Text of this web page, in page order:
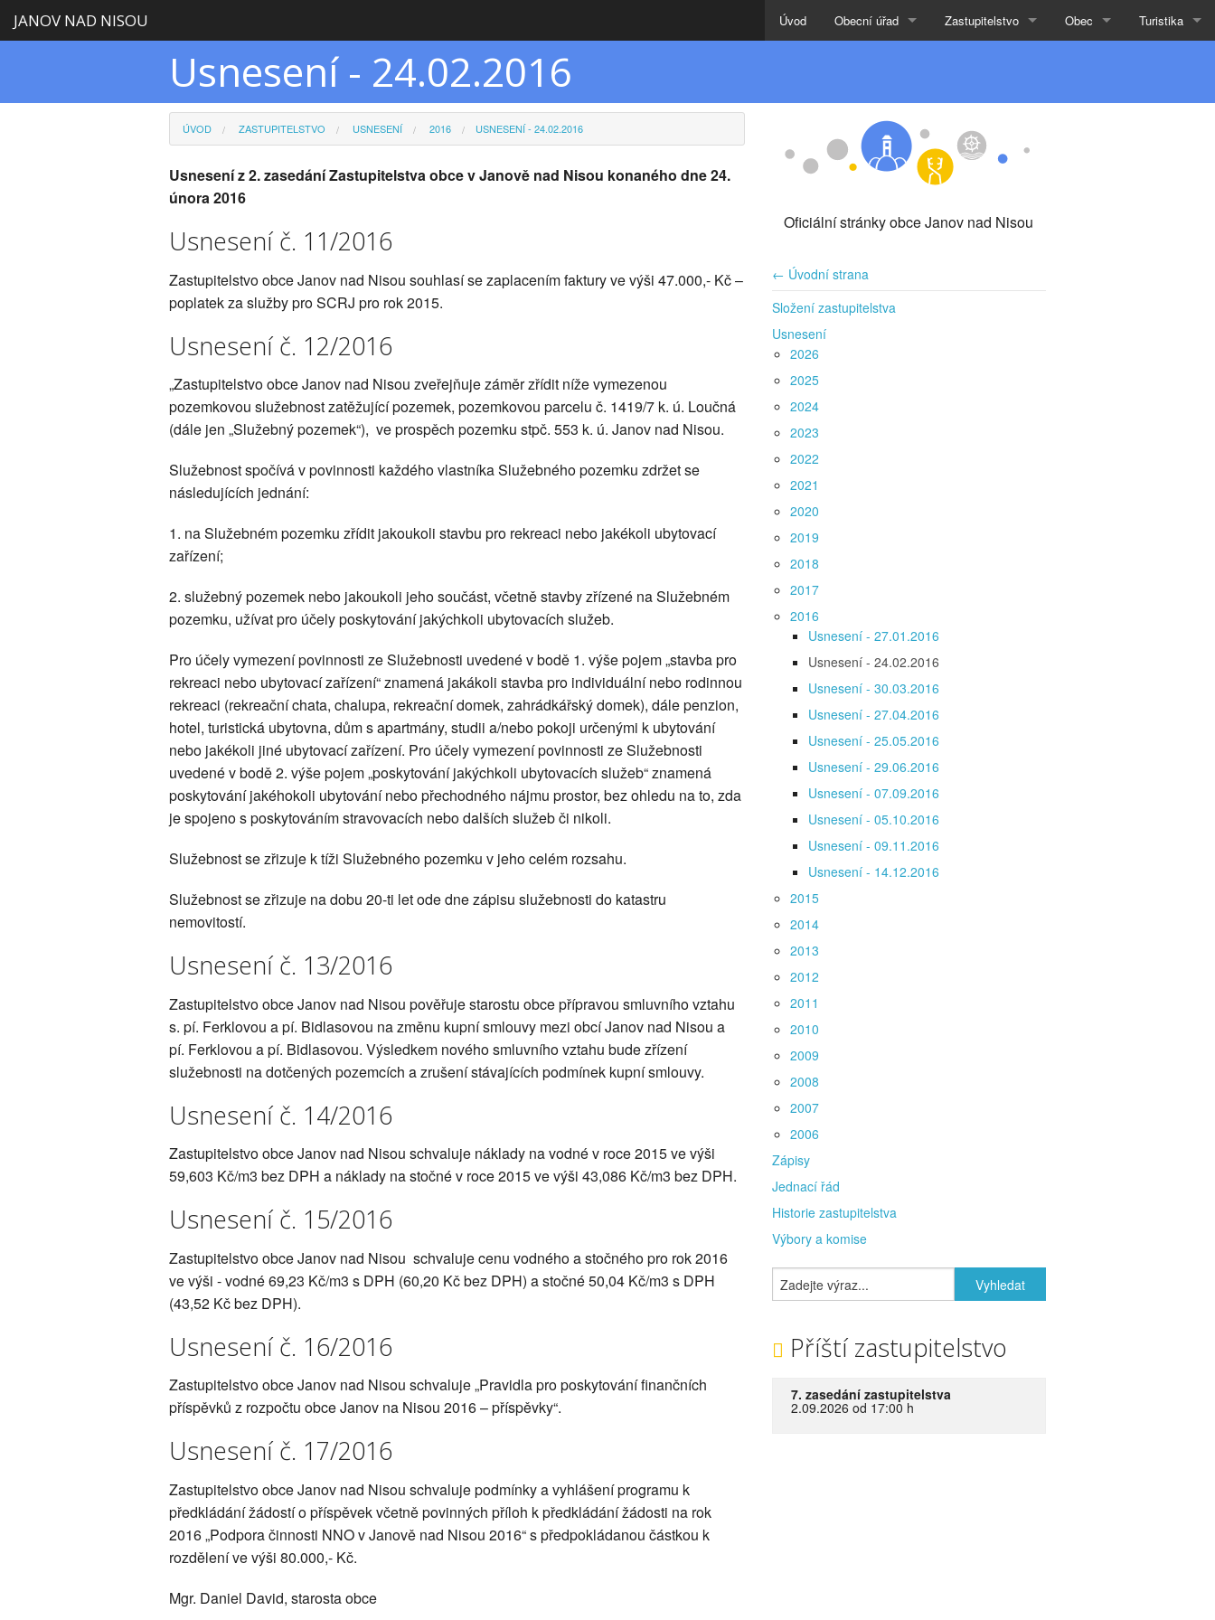
JANOV NAD NISOU Úvod Obecní úřad Zastupitelstvo Obec Turistika
Usnesení - 24.02.2016
ÚVOD ZASTUPITELSTVO USNESENÍ 2016 USNESENÍ - 24.02.2016
Usnesení z 2. zasedání Zastupitelstva obce v Janově nad Nisou konaného dne 24.
února 2016
Usnesení č. 11/2016
Zastupitelstvo obce Janov nad Nisou souhlasí se zaplacením faktury ve výši 47.000,- Kč –
poplatek za služby pro SCRJ pro rok 2015.
Usnesení č. 12/2016
„Zastupitelstvo obce Janov nad Nisou zveřejňuje záměr zřídit níže vymezenou
pozemkovou služebnost zatěžující pozemek, pozemkovou parcelu č. 1419/7 k. ú. Loučná
(dále jen „Služebný pozemek“), ve prospěch pozemku stpč. 553 k. ú. Janov nad Nisou.
Služebnost spočívá v povinnosti každého vlastníka Služebného pozemku zdržet se
následujících jednání:
1. na Služebném pozemku zřídit jakoukoli stavbu pro rekreaci nebo jakékoli ubytovací
zařízení;
2. služebný pozemek nebo jakoukoli jeho součást, včetně stavby zřízené na Služebném
pozemku, užívat pro účely poskytování jakýchkoli ubytovacích služeb.
Pro účely vymezení povinnosti ze Služebnosti uvedené v bodě 1. výše pojem „stavba pro
rekreaci nebo ubytovací zařízení“ znamená jakákoli stavba pro individuální nebo rodinnou
rekreaci (rekreační chata, chalupa, rekreační domek, zahrádkářský domek), dále penzion,
hotel, turistická ubytovna, dům s apartmány, studii a/nebo pokoji určenými k ubytování
nebo jakékoli jiné ubytovací zařízení. Pro účely vymezení povinnosti ze Služebnosti
uvedené v bodě 2. výše pojem „poskytování jakýchkoli ubytovacích služeb“ znamená
poskytování jakéhokoli ubytování nebo přechodného nájmu prostor, bez ohledu na to, zda
je spojeno s poskytováním stravovacích nebo dalších služeb či nikoli.
Služebnost se zřizuje k tíži Služebného pozemku v jeho celém rozsahu.
Služebnost se zřizuje na dobu 20-ti let ode dne zápisu služebnosti do katastru
nemovitostí.
Usnesení č. 13/2016
Zastupitelstvo obce Janov nad Nisou pověřuje starostu obce přípravou smluvního vztahu
s. pí. Ferklovou a pí. Bidlasovou na změnu kupní smlouvy mezi obcí Janov nad Nisou a
pí. Ferklovou a pí. Bidlasovou. Výsledkem nového smluvního vztahu bude zřízení
služebnosti na dotčených pozemcích a zrušení stávajících podmínek kupní smlouvy.
Usnesení č. 14/2016
Zastupitelstvo obce Janov nad Nisou schvaluje náklady na vodné v roce 2015 ve výši
59,603 Kč/m3 bez DPH a náklady na stočné v roce 2015 ve výši 43,086 Kč/m3 bez DPH.
Usnesení č. 15/2016
Zastupitelstvo obce Janov nad Nisou schvaluje cenu vodného a stočného pro rok 2016
ve výši - vodné 69,23 Kč/m3 s DPH (60,20 Kč bez DPH) a stočné 50,04 Kč/m3 s DPH
(43,52 Kč bez DPH).
Usnesení č. 16/2016
Zastupitelstvo obce Janov nad Nisou schvaluje „Pravidla pro poskytování finančních
příspěvků z rozpočtu obce Janov na Nisou 2016 – příspěvky“.
Usnesení č. 17/2016
Zastupitelstvo obce Janov nad Nisou schvaluje podmínky a vyhlášení programu k
předkládání žádostí o příspěvek včetně povinných příloh k předkládání žádosti na rok
2016 „Podpora činnosti NNO v Janově nad Nisou 2016“ s předpokládanou částkou k
rozdělení ve výši 80.000,- Kč.
Mgr. Daniel David, starosta obce
Oficiální stránky obce Janov nad Nisou
← Úvodní strana
Složení zastupitelstva
Usnesení
2026
2025
2024
2023
2022
2021
2020
2019
2018
2017
2016
Usnesení - 27.01.2016
Usnesení - 24.02.2016
Usnesení - 30.03.2016
Usnesení - 27.04.2016
Usnesení - 25.05.2016
Usnesení - 29.06.2016
Usnesení - 07.09.2016
Usnesení - 05.10.2016
Usnesení - 09.11.2016
Usnesení - 14.12.2016
2015
2014
2013
2012
2011
2010
2009
2008
2007
2006
Zápisy
Jednací řád
Historie zastupitelstva
Výbory a komise
Příští zastupitelstvo
7. zasedání zastupitelstva
2.09.2026 od 17:00 h